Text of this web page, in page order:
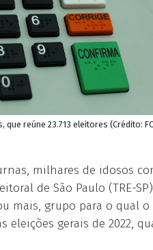
reúne 23.713 eleitores (Crédito:
milhares de idosos
de São Paulo (TRE-
mais, grupo para o qual
eleições gerais de 2022,